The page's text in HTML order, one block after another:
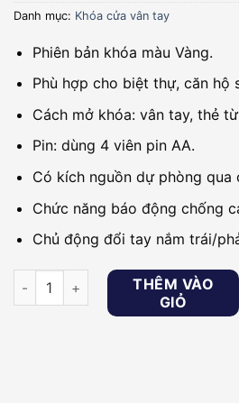
Danh mục: Khóa cửa vân tay
Phiên bản khóa màu Vàng.
Phù hợp cho biệt thự, căn hộ
Cách mở khóa: vân tay, thẻ
Pin: dùng 4 viên pin AA.
Có kích nguồn dự phòng qua
Chức năng báo động chống
Chủ động đổi tay nắm trái/
Khóa cửa cho biệt thự, căn hộ
THÊM VÀO
GIỎ